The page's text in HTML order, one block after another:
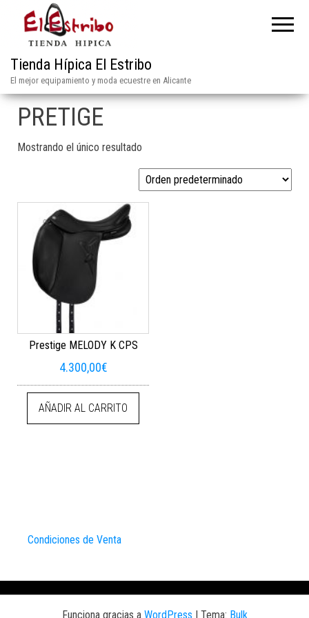
Tienda Hípica El Estribo
El mejor equipamiento y moda ecuestre en Alicante
PRETIGE
Mostrando el único resultado
Prestige MELODY K CPS
4.300,00€
AÑADIR AL CARRITO
Condiciones de Venta
Funciona gracias a WordPress | Tema: Bulk